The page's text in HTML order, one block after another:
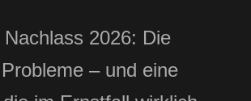
Nachlass 2026: Die
– und eine